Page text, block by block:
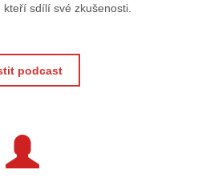
sdílí své zkušenosti.
podcast